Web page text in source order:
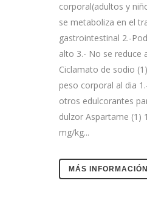
corporal(adultos y
se metaboliza en el
gastrointestinal 2.-
alto 3.- No se reduce
Ciclamato de sodio
peso corporal al dia
otros edulcorantes
dulzor Aspartame (1)
mg/kg...
MÁS INFORMACIÓN